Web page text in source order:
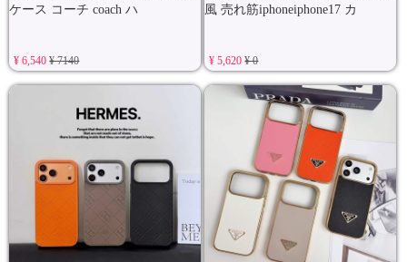
ケース コーチ coach ハ
¥ 6,540¥ 7140
風 売れ筋iphoneiphone17 カ
¥ 5,620¥ 0